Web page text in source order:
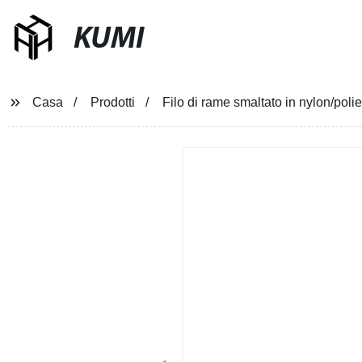
KUMI
Casa Prodotti Filo di rame smaltato in nylon/